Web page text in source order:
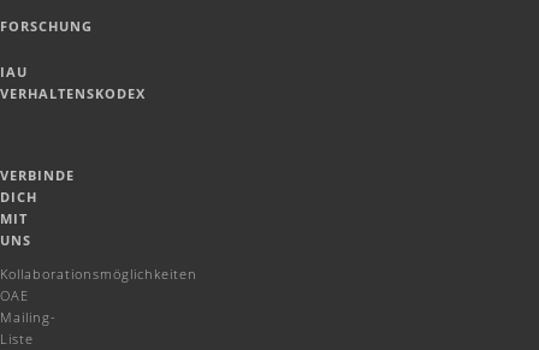
FORSCHUNG
IAU
VERHALTENSKODEX
VERBINDE
DICH
MIT
UNS
Kollaborationsmöglichkeiten
OAE
Mailing-
Liste